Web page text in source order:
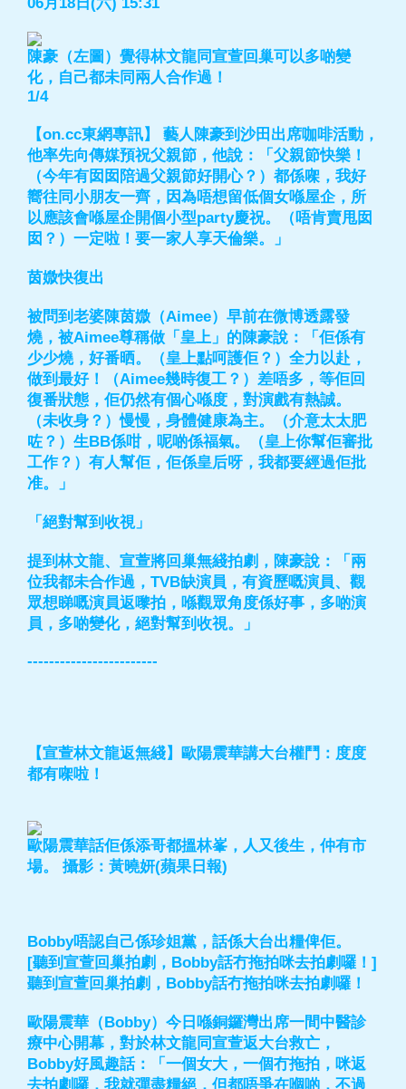
陳豪（左圖）覺得林文龍同宣萱回巢可以多啲變
化，自己都未同兩人合作過！
1/4
【on.cc東網專訊】 藝人陳豪到沙田出席咖啡活動，
他率先向傳媒預祝父親節，他說：「父親節快樂！
（今年有囡囡陪過父親節好開心？）都係㗎，我好
嚮往同小朋友一齊，因為唔想留低個女喺屋企，所
以應該會喺屋企開個小型party慶祝。（唔肯賣甩囡
囡？）一定啦！要一家人享天倫樂。」
茵媺快復出
被問到老婆陳茵媺（Aimee）早前在微博透露發
燒，被Aimee尊稱做「皇上」的陳豪說：「佢係有
少少燒，好番晒。（皇上點呵護佢？）全力以赴，
做到最好！（Aimee幾時復工？）差唔多，等佢回
復番狀態，佢仍然有個心喺度，對演戲有熱誠。
（未收身？）慢慢，身體健康為主。（介意太太肥
咗？）生BB係咁，呢啲係福氣。（皇上你幫佢審批
工作？）有人幫佢，佢係皇后呀，我都要經過佢批
准。」
「絕對幫到收視」
提到林文龍、宣萱將回巢無綫拍劇，陳豪說：「兩
位我都未合作過，TVB缺演員，有資歷嘅演員、觀
眾想睇嘅演員返嚟拍，喺觀眾角度係好事，多啲演
員，多啲變化，絕對幫到收視。」
------------------------
【宣萱林文龍返無綫】歐陽震華講大台權鬥：度度
都有㗎啦！
歐陽震華話佢係添哥都搵林峯，人又後生，仲有市
場。 攝影：黃曉妍(蘋果日報)
Bobby唔認自己係珍姐黨，話係大台出糧俾佢。
[聽到宣萱回巢拍劇，Bobby話冇拖拍咪去拍劇囉！]
聽到宣萱回巢拍劇，Bobby話冇拖拍咪去拍劇囉！
歐陽震華（Bobby）今日喺銅鑼灣出席一間中醫診
療中心開幕，對於林文龍同宣萱返大台救亡，
Bobby好風趣話：「一個女大，一個冇拖拍，咪返
去拍劇囉，我就彈盡糧絕，但都唔爭在嗰啲，不過